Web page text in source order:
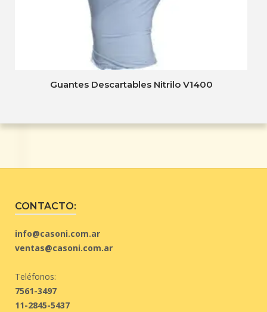
Guantes Descartables Nitrilo V1400
CONTACTO:
info@casoni.com.ar
ventas@casoni.com.ar
Teléfonos:
7561-3497
11-2845-5437